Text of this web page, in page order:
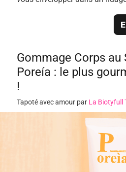
Gommage Corps au
Poreía : le plus
!
Tapoté avec amour par La Biotyfull